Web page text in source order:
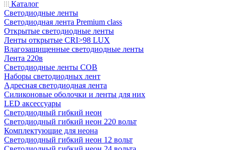
Каталог
Светодиодные ленты
Светодиодная лента Premium class
Открытые светодиодные ленты
Ленты открытые CRI>98 LUX
Влагозащищенные светодиодные ленты
Лента 220в
Светодиодные ленты COB
Наборы светодиодных лент
Адресная светодиодная лента
Силиконовые оболочки и ленты для них
LED аксессуары
Светодиодный гибкий неон
Светодиодный гибкий неон 220 вольт
Комплектующие для неона
Светодиодный гибкий неон 12 вольт